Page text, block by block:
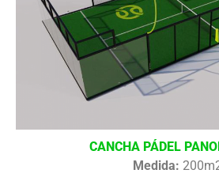
CANCHA PÁDEL
Medida: